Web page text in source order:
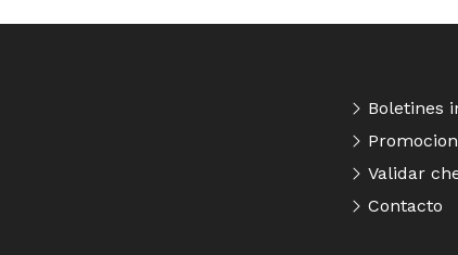
Boletines
Validar
Contacto